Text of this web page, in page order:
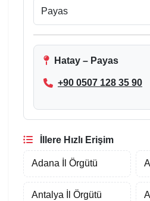
Hatay – Payas
+90 0507 128 35 90
İllere Hızlı Erişim
Adana İl Örgütü
Antalya İl Örgütü